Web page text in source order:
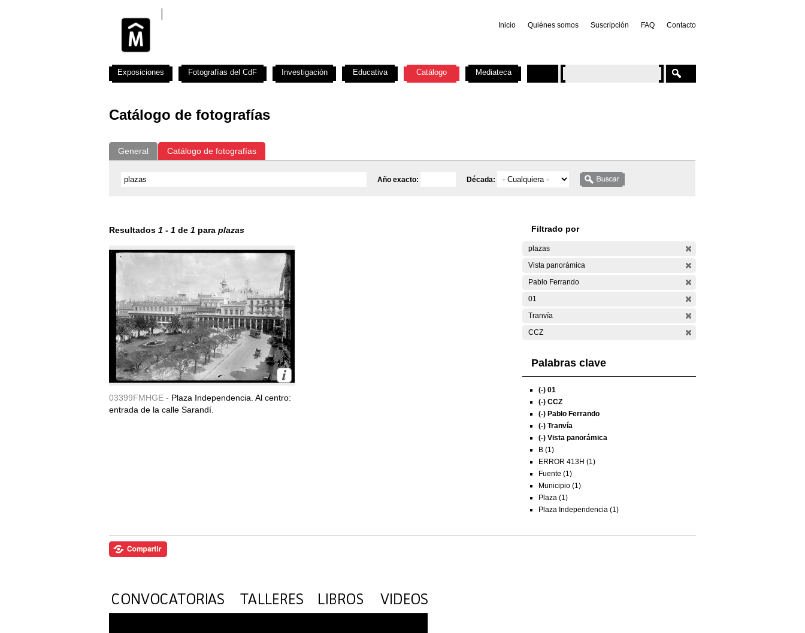
Inicio Quiénes somos Suscripción FAQ Contacto
Catálogo de fotografías
General Catálogo de fotografías
Año exacto: Década:
Resultados 1 - 1 de 1 para plazas
03399FMHGE - Plaza Independencia. Al centro:
entrada de la calle Sarandí.
Filtrado por
plazas
Vista panorámica
Pablo Ferrando
01
Tranvía
CCZ
Palabras clave
(-) 01
(-) CCZ
(-) Pablo Ferrando
(-) Tranvía
(-) Vista panorámica
B (1)
ERROR 413H (1)
Fuente (1)
Municipio (1)
Plaza (1)
Plaza Independencia (1)
Exposiciones Fotografías del CdF Investigación Educativa Catálogo Mediateca